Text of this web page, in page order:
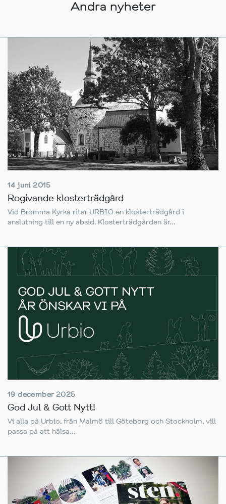
Andra nyheter
14 juni 2015
Rogivande klosterträdgård
Vid Bromma Kyrka ritar URBIO en klosterträdgård i
anslutning till en ny absid. Klosterträdgården är...
19 december 2025
God Jul & Gott Nytt!
Vi alla på Urbio, från Malmö till Göteborg och Stockholm, vill
passa på att hälsa...